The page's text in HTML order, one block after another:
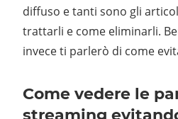
diffuso e tanti sono gli
trattarli e come eliminarli.
invece ti parlerò di come
Come vedere le
streaming